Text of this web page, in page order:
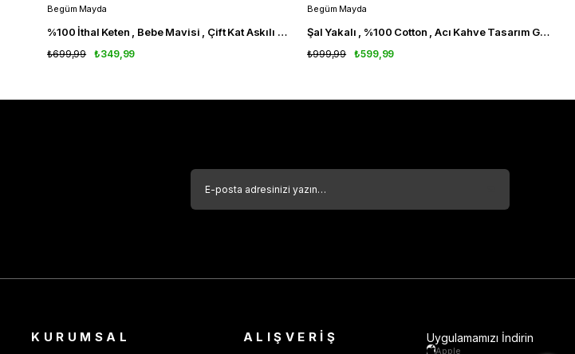
Begüm Mayda
%100 İthal Keten , Bebe Mavisi , Çift Kat Askılı Bluz
₺349,99
₺699,99
Begüm Mayda
Şal Yakalı , %100 Cotton , Acı Kahve Tasarım Gömlek
₺599,99
₺999,99
KURUMSAL ALIŞVERİŞ Uygulamamızı İndirin
Apple